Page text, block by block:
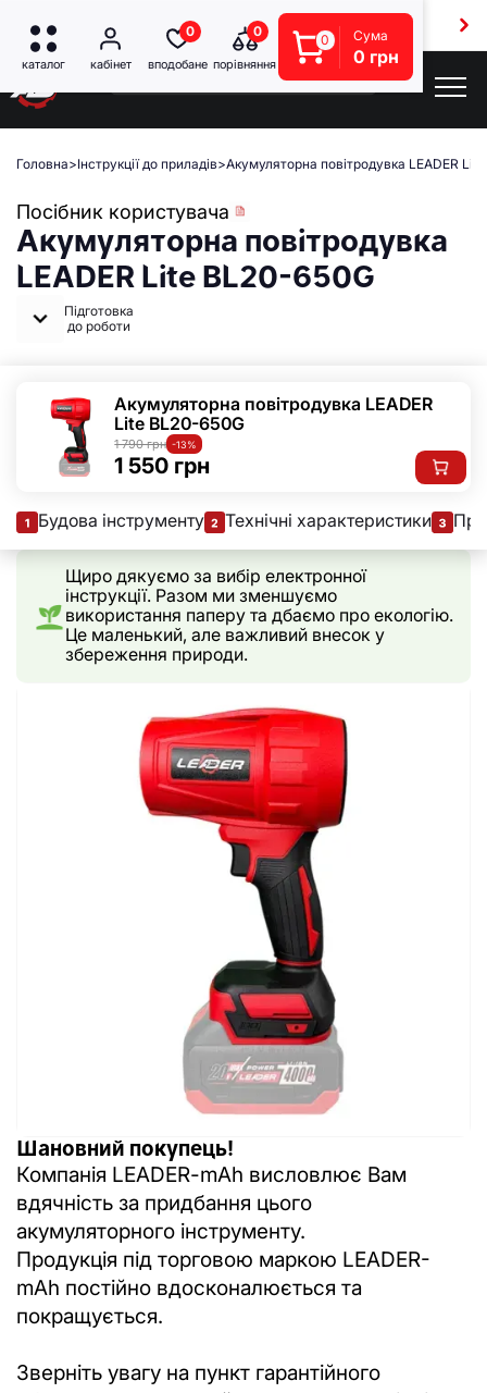
Оплата частинами на 6 платежів
0 0
0 Сума
0 грн
Головна>Інструкції до приладів>Акумуляторна повітродувка LEADER
Посібник користувача
Акумуляторна повітродувка
LEADER Lite BL20-650G
Підготовка
до роботи
Щиро дякуємо за вибір електронної
інструкції. Разом ми зменшуємо
використання паперу та дбаємо про екологію.
Це маленький, але важливий внесок у
збереження природи.
Шановний покупець!
Компанія LEADER-mAh висловлює Вам
вдячність за придбання цього
акумуляторного інструменту.
Продукція під торговою маркою LEADER-
mAh постійно вдосконалюється та
покращується.
Зверніть увагу на пункт гарантійного
Акумуляторна повітродувка LEADER
Lite BL20-650G
1 790 грн -13%
1 550 грн
Будова інструменту Технічні характеристики